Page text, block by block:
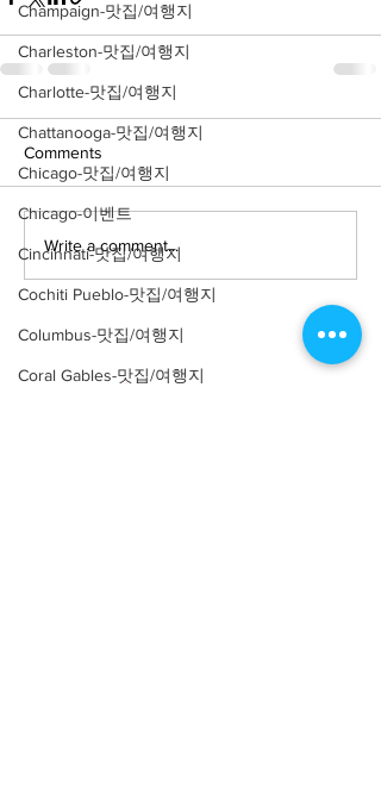
Champaign-맛집/여행지
Charleston-맛집/여행지
Charlotte-맛집/여행지
Chattanooga-맛집/여행지
Chicago-맛집/여행지
Chicago-이벤트
Cincinnati-맛집/여행지
Cochiti Pueblo-맛집/여행지
Columbus-맛집/여행지
Coral Gables-맛집/여행지
Comments
Write a comment...